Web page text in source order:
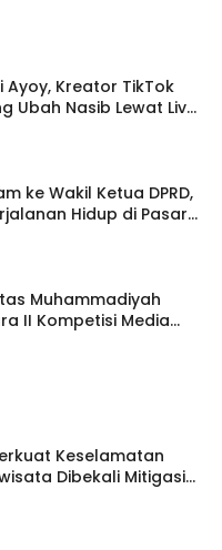
Ayoy, Kreator TikTok
Ubah Nasib Lewat Live
ke Wakil Ketua DPRD,
Hidup di Pasar
Muhammadiyah
II Kompetisi Media
Tingkat Internasional
Keselamatan
Dibekali Mitigasi